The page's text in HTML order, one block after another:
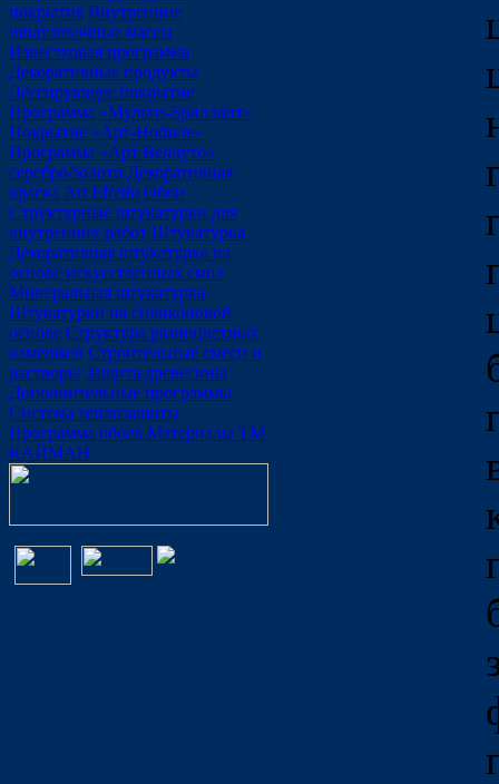
покрытия Внутренние
шпатлевочные массы
Известковая программа
Декоративные продукты
Лессирующее покрытие
Программа «Мульти-Бриллант»
Покрытие «Арт-Нобиле»
Программа «Арт Веллуто»
серебро/золото Декоративная
краска Art Effetto Обои
Структурные штукатурки для
внутренних работ Штукатурка
Декоративная штукатурка на
основе искусственных смол
Минеральная штукатурка
Штукатурки на силиконовой
основе Структура разноцветных
камешков Строительные смеси и
растворы Защита древесины
Дополнительные программы
Система теплозащиты
Программа обоев Материалы ТМ
КАЙМАН